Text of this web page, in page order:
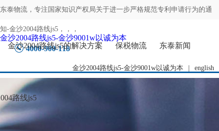
东泰物流，专注 国家知识产权局关于进一步严格规范专利申请行为的通
知-金沙2004路线js5 ，，，
4000-900-118
金沙2004路线js5-金沙9001w以诚为本 english
金沙2004路线js5-金沙9001w以诚为本
金沙2004路线js5的解决方案
保税物流 东泰新闻
路线js5